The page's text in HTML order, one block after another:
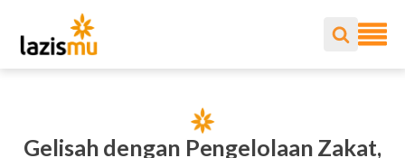
Gelisah dengan Pengelolaan Zakat,